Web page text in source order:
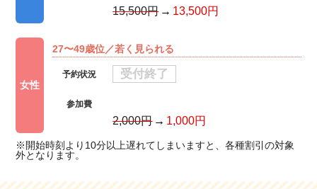
15,500円
13,500円
女性
27〜49歳位／若く見られる
予約状況 受付終了
参加費
2,000円 1,000円
※開始時刻より10分以上遅れてしまいますと、各種割引の対象
外となります。